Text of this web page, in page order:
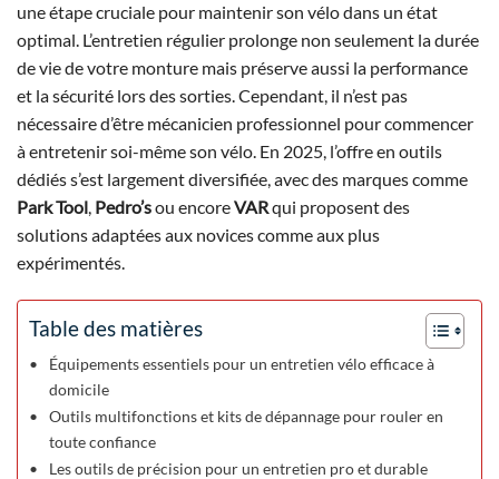
une étape cruciale pour maintenir son vélo dans un état
optimal. L’entretien régulier prolonge non seulement la durée
de vie de votre monture mais préserve aussi la performance
et la sécurité lors des sorties. Cependant, il n’est pas
nécessaire d’être mécanicien professionnel pour commencer
à entretenir soi-même son vélo. En 2025, l’offre en outils
dédiés s’est largement diversifiée, avec des marques comme
Park Tool, Pedro’sou encoreVARqui proposent des
solutions adaptées aux novices comme aux plus
expérimentés.
Table des matières
Équipements essentiels pour un entretien vélo efficace à
domicile
Outils multifonctions et kits de dépannage pour rouler en
toute confiance
Les outils de précision pour un entretien pro et durable